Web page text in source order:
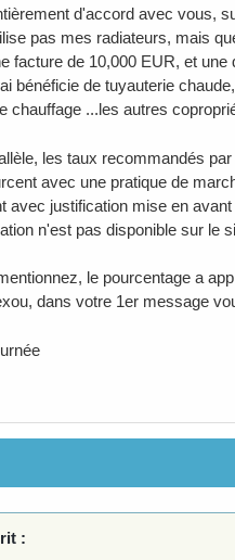
d'accord avec vous,
pas mes radiateurs, mais
facture de 10,000 EUR, et
bénéficie de tuyauterie
chauffage ...les autres
les taux recommandés
avec une pratique de
avec justification mise en
n'est pas disponible sur le
le pourcentage a
dans votre 1er message
: